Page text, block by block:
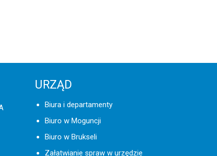
URZĄD
Biura i departamenty
Biuro w Moguncji
Biuro w Brukseli
Załatwianie spraw w urzędzie